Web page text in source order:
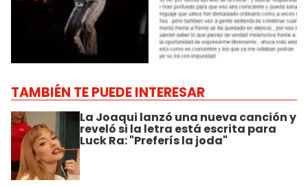
TAMBIÉN TE PUEDE INTERESAR
La Joaqui lanzó una nueva canción y
reveló si la letra está escrita para
Luck Ra: "Preferís la joda"